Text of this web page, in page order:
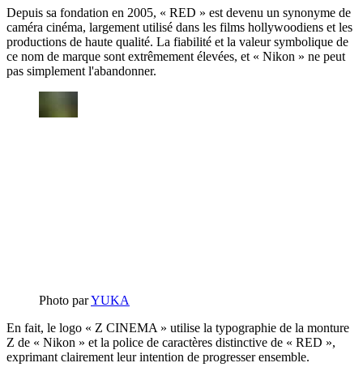
Depuis sa fondation en 2005, « RED » est devenu un synonyme de
caméra cinéma, largement utilisé dans les films hollywoodiens et les
productions de haute qualité. La fiabilité et la valeur symbolique de
ce nom de marque sont extrêmement élevées, et « Nikon » ne peut
pas simplement l'abandonner.
Photo parYUKA
En fait, le logo « Z CINEMA » utilise la typographie de la monture
Z de « Nikon » et la police de caractères distinctive de « RED »,
exprimant clairement leur intention de progresser ensemble.